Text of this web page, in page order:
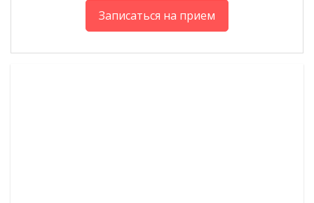
Записаться на прием